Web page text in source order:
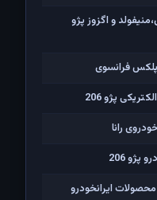
و اگزوز پژو
پژو 206
206
ایرانخودرو